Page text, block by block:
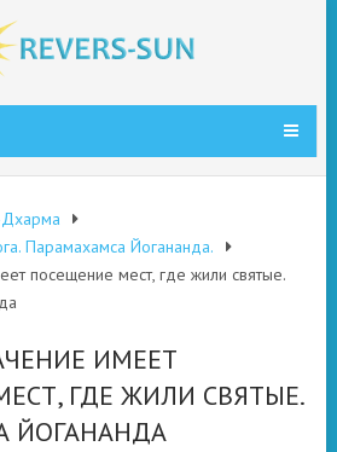
Дхарма
Парамахамса Йогананда.
посещение мест, где жили святые.
ИМЕЕТ
ГДЕ ЖИЛИ СВЯТЫЕ.
ЙОГАНАНДА